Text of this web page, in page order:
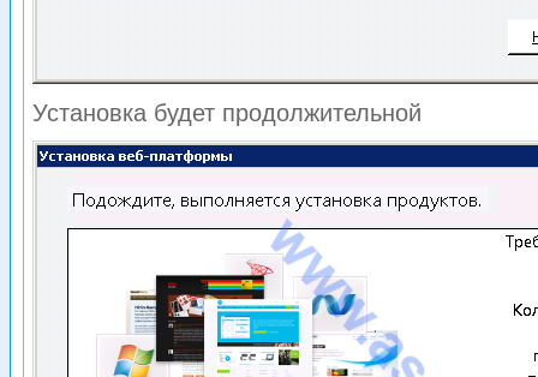
Установка будет продолжительной